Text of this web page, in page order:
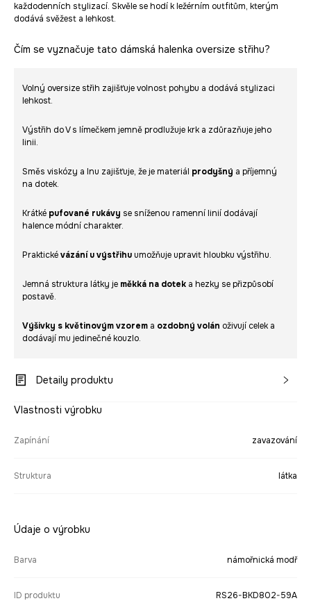
každodenních stylizací. Skvěle se hodí k ležérním outfitům, kterým
dodává svěžest a lehkost.
Čím se vyznačuje tato dámská halenka oversize střihu?
Volný oversize střih zajišťuje volnost pohybu a dodává stylizaci
lehkost.
Výstřih do V s límečkem jemně prodlužuje krk a zdůrazňuje jeho
linii.
Směs viskózy a lnu zajišťuje, že je materiál prodyšný a příjemný
na dotek.
Krátké pufované rukávy se sníženou ramenní linií dodávají
halence módní charakter.
Praktickévázání u výstřihu umožňuje upravit hloubku výstřihu.
Jemná struktura látky je měkká na dotek a hezky se přizpůsobí
postavě.
Výšivky s květinovým vzorem a ozdobný volán oživují celek a
dodávají mu jedinečné kouzlo.
Detaily produktu
Vlastnosti výrobku
Zapínání zavazování
Struktura látka
Údaje o výrobku
Barva námořnická modř
ID produktu RS26-BKD802-59A